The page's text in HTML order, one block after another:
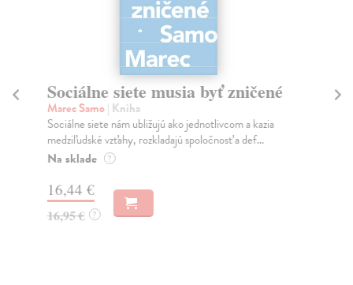
Sociálne siete musia byť zničené
Marec Samo| Kniha
Sociálne siete nám ubližujú ako jednotlivcom a kazia
medziľudské vzťahy, rozkladajú spoločnosť a def...
Na sklade ?
16,44 €
16,95 € ?